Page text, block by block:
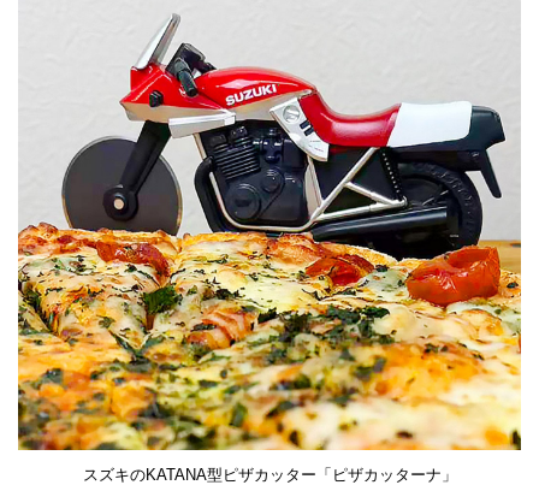
スズキのKATANA型ピザカッター「ピザカッターナ」